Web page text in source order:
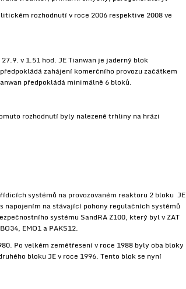
rozhodnutí v roce 2006 respektive 2008 ve
v 1.51 hod. JE Tianwan je jaderný blok
zahájení komerčního provozu začátkem
předpokládá minimálně 6 bloků.
rozhodnutí byly nalezené trhliny na hrázi
systémů na provozovaném reaktoru 2 bloku JE
napojením na stávající pohony regulačních systémů
systému SandRA Z100, který byl v ZAT
EMO1 a PAKS12.
Po velkém zemětřesení v roce 1988 byly oba bloky
bloku JE v roce 1996. Tento blok se nyní